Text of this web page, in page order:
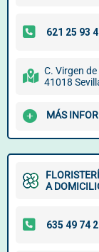
C. Virgen
41018
MÁS
A